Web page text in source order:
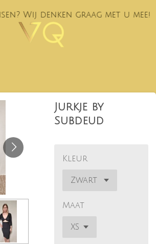
Wij denken graag met u mee!
Jurkje by
Subdeud
Kleur
Maat